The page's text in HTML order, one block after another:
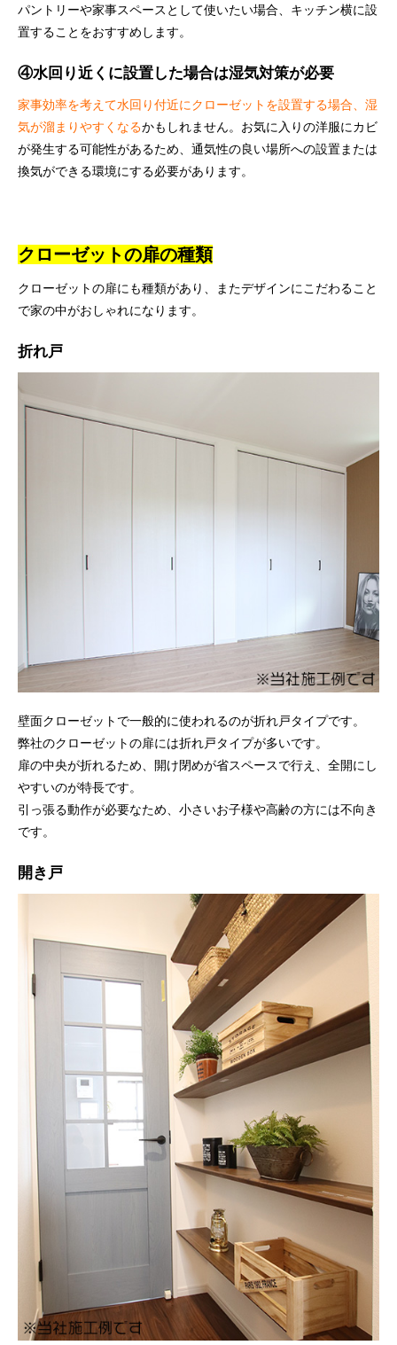
パントリーや家事スペースとして使いたい場合、キッチン横に設
置することをおすすめします。
④水回り近くに設置した場合は湿気対策が必要
家事効率を考えて水回り付近にクローゼットを設置する場合、湿
気が溜まりやすくなるかもしれません。お気に入りの洋服にカビ
が発生する可能性があるため、通気性の良い場所への設置または
換気ができる環境にする必要があります。
クローゼットの扉の種類
クローゼットの扉にも種類があり、またデザインにこだわること
で家の中がおしゃれになります。
折れ戸
壁面クローゼットで一般的に使われるのが折れ戸タイプです。
弊社のクローゼットの扉には折れ戸タイプが多いです。
扉の中央が折れるため、開け閉めが省スペースで行え、全開にし
やすいのが特長です。
引っ張る動作が必要なため、小さいお子様や高齢の方には不向き
です。
開き戸